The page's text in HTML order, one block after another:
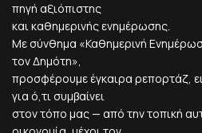
πηγή αξιόπιστης
και καθημερινής ενημέρωσης.
Με σύνθημα «Καθημερινή
τον Δημότη»,
προσφέρουμε έγκαιρα ρεπορτάζ,
για ό,τι συμβαίνει
στον τόπο μας — από την τοπική